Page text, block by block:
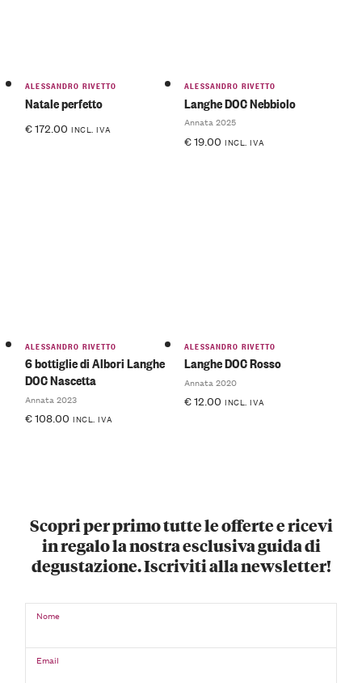
ALESSANDRO RIVETTO
Natale perfetto
€172.00 INCL. IVA
ALESSANDRO RIVETTO
Langhe DOC Nebbiolo
Annata 2025
€19.00 INCL. IVA
ALESSANDRO RIVETTO
6 bottiglie di Albori Langhe
DOC Nascetta
Annata 2023
€108.00 INCL. IVA
ALESSANDRO RIVETTO
Langhe DOC Rosso
Annata 2020
€12.00 INCL. IVA
Scopri per primo tutte le offerte e ricevi
in regalo la nostra esclusiva guida di
degustazione. Iscriviti alla newsletter!
Nome
Email